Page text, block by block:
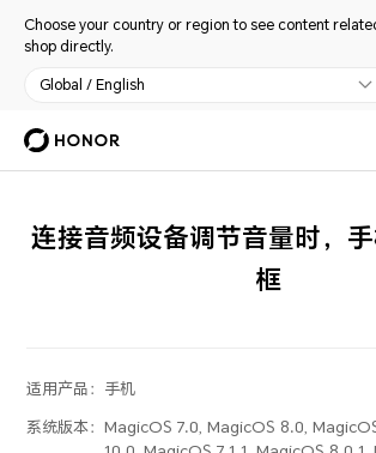
Choose your country or region to see content
shop directly.
Global / English
连接音频设备调节音量时，
框
适用产品： 手机
系统版本：MagicOS 7.0, MagicOS 8.0,